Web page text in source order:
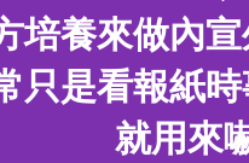
培養來做內
只是看報紙
就用來